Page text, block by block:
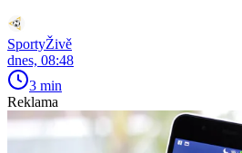
SportyŽivě
dnes, 08:48
3 min
Reklama